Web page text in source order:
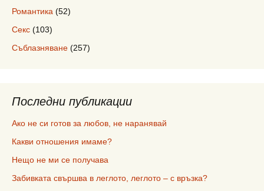
Романтика (52)
Секс (103)
Съблазняване (257)
Последни публикации
Ако не си готов за любов, не наранявай
Какви отношения имаме?
Нещо не ми се получава
Забивката свършва в леглото, леглото – с връзка?